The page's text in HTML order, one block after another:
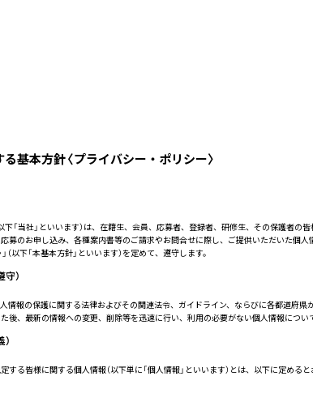
基本方針〈プライバシー・ポリシー〉
下「当社」といいます）は、在籍生、会員、応募者、登録者、研修生、その保護者
募のお申し込み、各種案内書等のご請求やお問合せに際し、ご提供いただいた個
（以下「本基本方針」といいます）を定めて、遵守します。
）
情報の保護に関する法律およびその関連法令、ガイドライン、ならびに各都道府
後、最新の情報への変更、削除等を迅速に行い、利用の必要がない個人情報につい
する皆様に関する個人情報（以下単に「個人情報」といいます）とは、以下に定めると